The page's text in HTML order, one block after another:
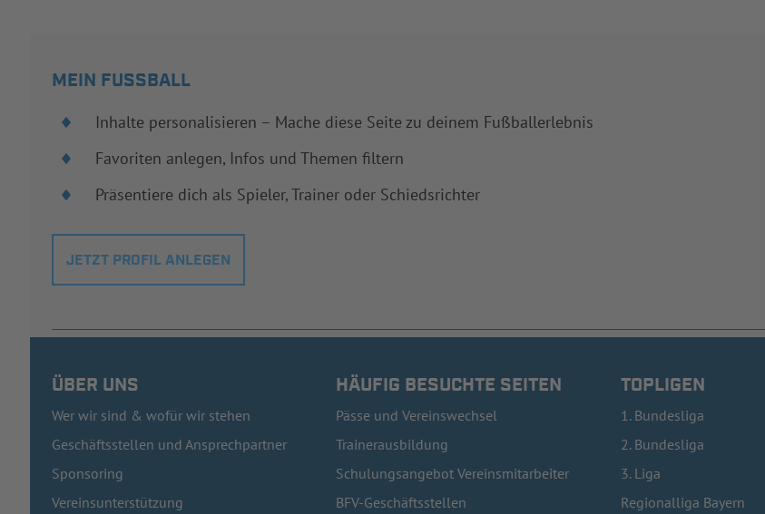
MEIN FUSSBALL
Inhalte personalisieren – Mache diese Seite zu deinem Fußballerlebnis
Favoriten anlegen, Infos und Themen filtern
Präsentiere dich als Spieler, Trainer oder Schiedsrichter
JETZT PROFIL ANLEGEN
ÜBER UNS
Wer wir sind & wofür wir stehen
Geschäftsstellen und Ansprechpartner
Sponsoring
Vereinsunterstützung
HÄUFIG BESUCHTE SEITEN
Pässe und Vereinswechsel
Trainerausbildung
Schulungsangebot Vereinsmitarbeiter
BFV-Geschäftsstellen
TOPLIGEN
1. Bundesliga
2. Bundesliga
3. Liga
Regionalliga Bayern